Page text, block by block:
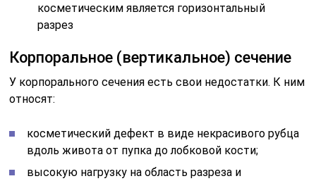
косметическим является горизонтальный
разрез
Корпоральное (вертикальное) сечение
У корпорального сечения есть свои недостатки. К ним
относят:
косметический дефект в виде некрасивого рубца
вдоль живота от пупка до лобковой кости;
высокую нагрузку на область разреза и